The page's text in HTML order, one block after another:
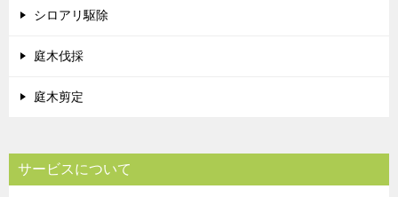
シロアリ駆除
庭木伐採
庭木剪定
サービスについて